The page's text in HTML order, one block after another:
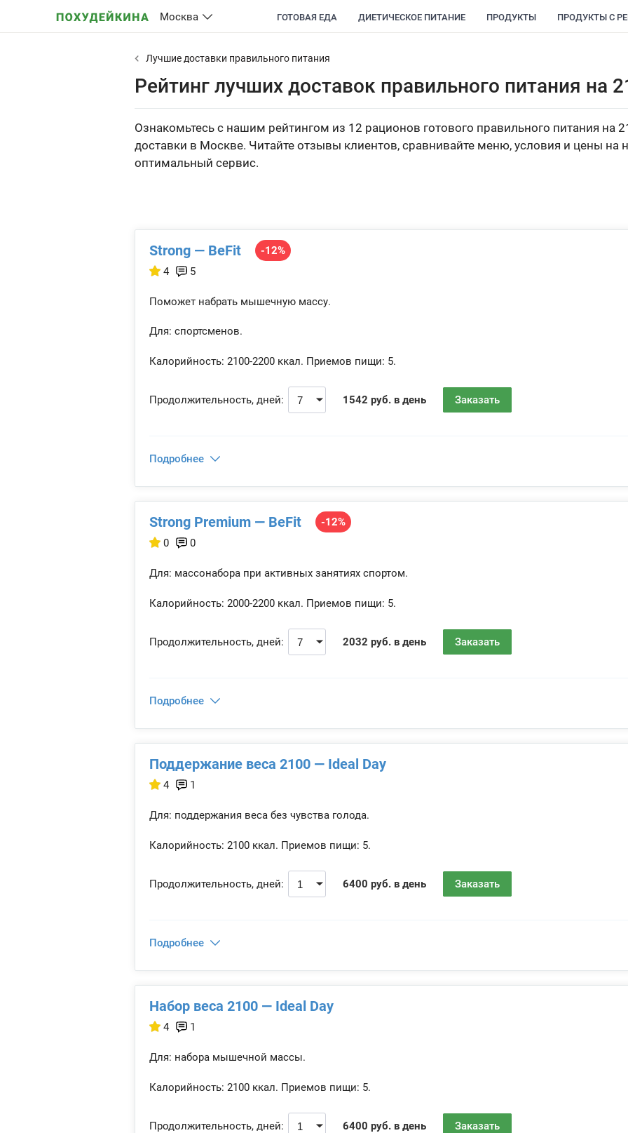
Москва ГОТОВАЯ ЕДА ДИЕТИЧЕСКОЕ ПИТАНИЕ ПРОДУКТЫ ПРОДУКТЫ С
Лучшие доставки правильного питания
Рейтинг лучших доставок правильного питания на
Ознакомьтесь с нашим рейтингом из 12 рационов готового правильного питания на
доставки в Москве. Читайте отзывы клиентов, сравнивайте меню, условия и цены на
оптимальный сервис.
Strong — BeFit
-12%
4
5
Поможет набрать мышечную массу.
Для: спортсменов.
Калорийность: 2100-2200 ккал. Приемов пищи: 5.
Продолжительность, дней: 1542 руб. в день Заказать
Подробнее
Strong Premium — BeFit
-12%
0
0
Для: массонабора при активных занятиях спортом.
Калорийность: 2000-2200 ккал. Приемов пищи: 5.
Продолжительность, дней: 2032 руб. в день Заказать
Подробнее
Поддержание веса 2100 — Ideal Day
4 1
Для: поддержания веса без чувства голода.
Калорийность: 2100 ккал. Приемов пищи: 5.
Продолжительность, дней: 6400 руб. в день Заказать
Подробнее
Набор веса 2100 — Ideal Day
4 1
Для: набора мышечной массы.
Калорийность: 2100 ккал. Приемов пищи: 5.
Продолжительность, дней: 6400 руб. в день Заказать